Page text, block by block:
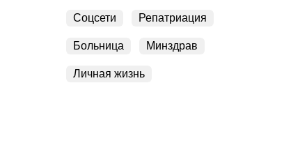
Соцсети Репатриация
Больница Минздрав
Личная жизнь